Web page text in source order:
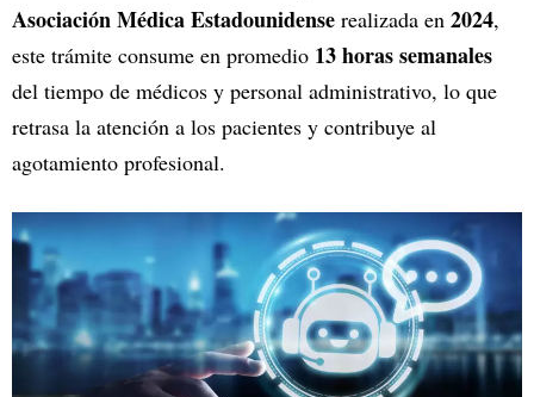
Asociación Médica Estadounidense realizada en 2024,
este trámite consume en promedio 13 horas semanales
del tiempo de médicos y personal administrativo, lo que
retrasa la atención a los pacientes y contribuye al
agotamiento profesional.